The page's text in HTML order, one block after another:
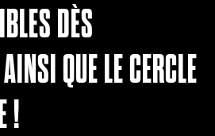
DÈS
QUE LE CERCLE
!